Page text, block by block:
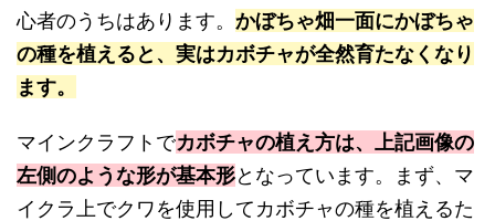
心者のうちはあります。 かぼちゃ畑一面にかぼちゃ
の種を植えると、実はカボチャが全然育たなくなり
ます。
マインクラフトでカボチャの植え方は、上記画像の
左側のような形が基本形となっています。まず、マ
イクラ上でクワを使用してカボチャの種を植えるた